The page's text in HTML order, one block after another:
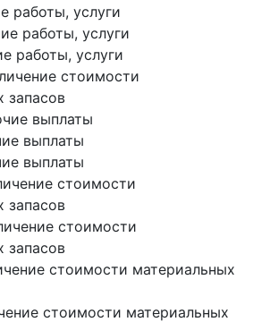
работы, услуги
работы, услуги
работы, услуги
стоимости
запасов
выплаты
выплаты
выплаты
стоимости
запасов
стоимости
запасов
стоимости материальных
стоимости материальных